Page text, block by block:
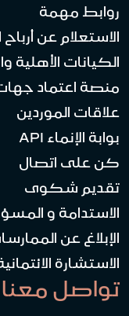
روابط مهمة
الاستعلام عن
الكيانات الأهلية
منصة اعتماد
علاقات الموردين
بوابة الإنماء API
كن على اتصال
تقديم شكوى
الاستدامة و
الإبلاغ عن
الاستشارة
تواصل معنا